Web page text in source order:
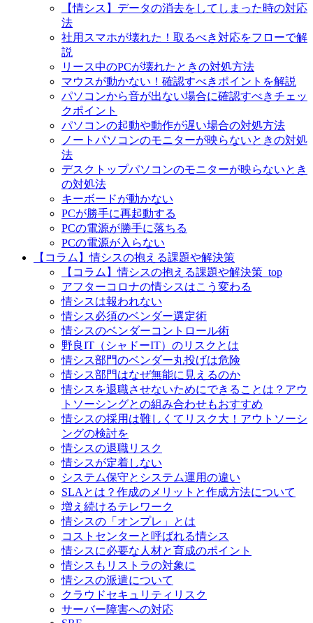
【情シス】データの消去をしてしまった時の対応
法
社用スマホが壊れた！取るべき対応をフローで解
説
リース中のPCが壊れたときの対処方法
マウスが動かない！確認すべきポイントを解説
パソコンから音が出ない場合に確認すべきチェッ
クポイント
パソコンの起動や動作が遅い場合の対処方法
ノートパソコンのモニターが映らないときの対処
法
デスクトップパソコンのモニターが映らないとき
の対処法
キーボードが動かない
PCが勝手に再起動する
PCの電源が勝手に落ちる
PCの電源が入らない
【コラム】情シスの抱える課題や解決策
【コラム】情シスの抱える課題や解決策_top
アフターコロナの情シスはこう変わる
情シスは報われない
情シス必須のベンダー選定術
情シスのベンダーコントロール術
野良IT（シャドーIT）のリスクとは
情シス部門のベンダー丸投げは危険
情シス部門はなぜ無能に見えるのか
情シスを退職させないためにできることは？アウ
トソーシングとの組み合わせもおすすめ
情シスの採用は難しくてリスク大！アウトソーシ
ングの検討を
情シスの退職リスク
情シスが定着しない
システム保守とシステム運用の違い
SLAとは？作成のメリットと作成方法について
増え続けるテレワーク
情シスの「オンプレ」とは
コストセンターと呼ばれる情シス
情シスに必要な人材と育成のポイント
情シスもリストラの対象に
情シスの派遣について
クラウドセキュリティリスク
サーバー障害への対応